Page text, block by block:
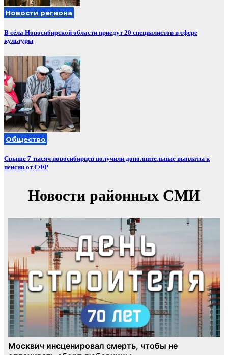
Новости региона
В сёла Новосибирской области приедут 20 специалистов в сфере
культуры
Общество
Свыше 7 тысяч новосибирцев получили дополнительные выплаты к
пенсии от СФР